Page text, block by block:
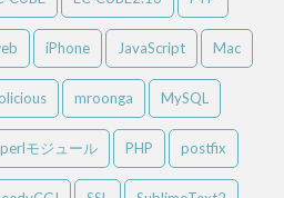
iPhone JavaScript Mac
mroonga MySQL
perlモジュール PHP postfix